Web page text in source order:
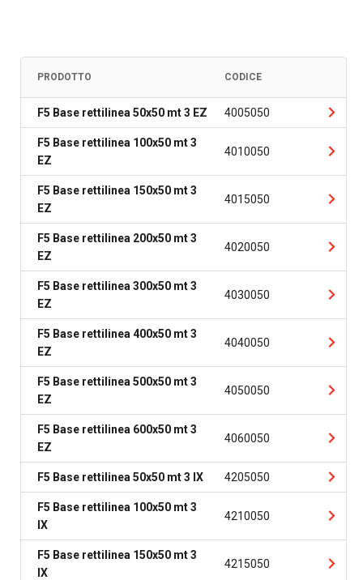
PRODOTTO CODICE
F5 Base rettilinea 50x50 mt 3 EZ 4005050
F5 Base rettilinea 100x50 mt 3
EZ
4010050
F5 Base rettilinea 150x50 mt 3
EZ
4015050
F5 Base rettilinea 200x50 mt 3
EZ
4020050
F5 Base rettilinea 300x50 mt 3
EZ
4030050
F5 Base rettilinea 400x50 mt 3
EZ
4040050
F5 Base rettilinea 500x50 mt 3
EZ
4050050
F5 Base rettilinea 600x50 mt 3
EZ
4060050
F5 Base rettilinea 50x50 mt 3 IX 4205050
F5 Base rettilinea 100x50 mt 3
IX
4210050
F5 Base rettilinea 150x50 mt 3
IX
4215050